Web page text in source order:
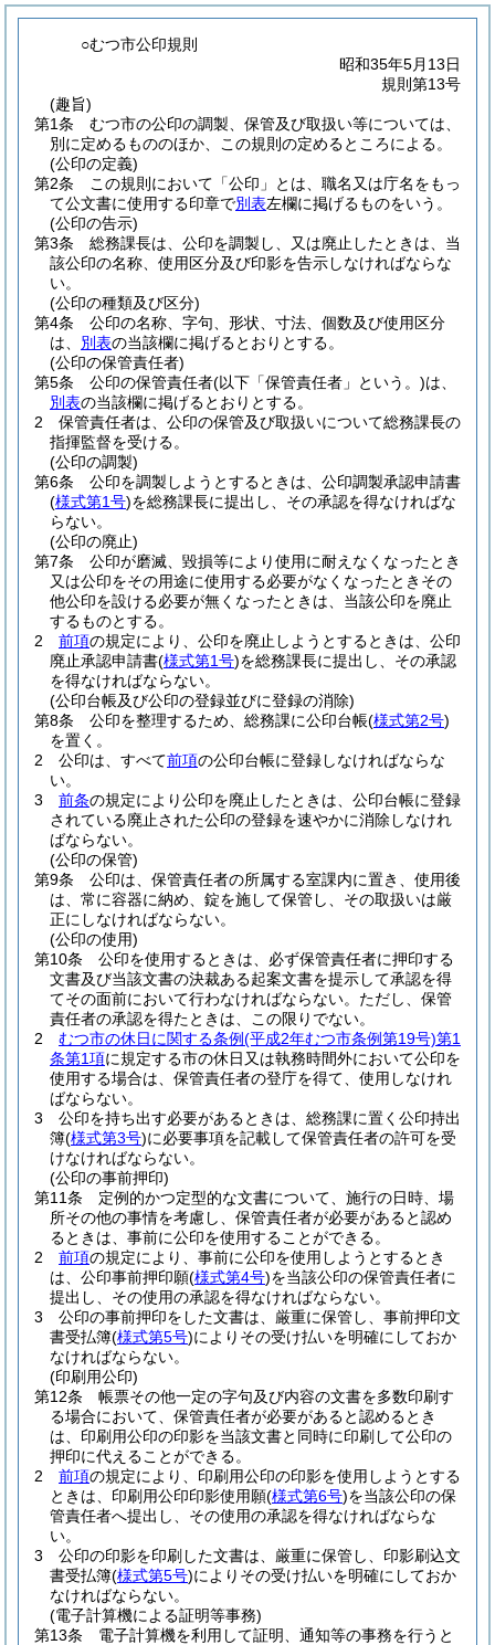
○むつ市公印規則
昭和35年5月13日
規則第13号
(趣旨)
第1条
むつ市の公印の調製、保管及び取扱い等については、
別に定めるもののほか、この規則の定めるところによる。
(公印の定義)
第2条
この規則において「公印」とは、職名又は庁名をもっ
て公文書に使用する印章で別表左欄に掲げるものをいう。
(公印の告示)
第3条
総務課長は、公印を調製し、又は廃止したときは、当
該公印の名称、使用区分及び印影を告示しなければならな
い。
(公印の種類及び区分)
第4条
公印の名称、字句、形状、寸法、個数及び使用区分
は、 別表の当該欄に掲げるとおりとする。
(公印の保管責任者)
第5条
公印の保管責任者(以下「保管責任者」という。)は、
別表の当該欄に掲げるとおりとする。
2
保管責任者は、公印の保管及び取扱いについて総務課長の
指揮監督を受ける。
(公印の調製)
第6条
公印を調製しようとするときは、公印調製承認申請書
(様式第1号)を総務課長に提出し、その承認を得なければな
らない。
(公印の廃止)
第7条
公印が磨滅、毀損等により使用に耐えなくなったとき
又は公印をその用途に使用する必要がなくなったときその
他公印を設ける必要が無くなったときは、当該公印を廃止
するものとする。
2
前項の規定により、公印を廃止しようとするときは、公印
廃止承認申請書(様式第1号)を総務課長に提出し、その承認
を得なければならない。
(公印台帳及び公印の登録並びに登録の消除)
第8条
公印を整理するため、総務課に公印台帳(様式第2号)
を置く。
2
公印は、すべて前項の公印台帳に登録しなければならな
い。
3
前条の規定により公印を廃止したときは、公印台帳に登録
されている廃止された公印の登録を速やかに消除しなけれ
ばならない。
(公印の保管)
第9条
公印は、保管責任者の所属する室課内に置き、使用後
は、常に容器に納め、錠を施して保管し、その取扱いは厳
正にしなければならない。
(公印の使用)
第10条
公印を使用するときは、必ず保管責任者に押印する
文書及び当該文書の決裁ある起案文書を提示して承認を得
てその面前において行わなければならない。 ただし、保管
責任者の承認を得たときは、この限りでない。
2
むつ市の休日に関する条例(平成2年むつ市条例第19号)第1
条第1項に規定する市の休日又は執務時間外において公印を
使用する場合は、保管責任者の登庁を得て、使用しなけれ
ばならない。
3
公印を持ち出す必要があるときは、総務課に置く公印持出
簿(様式第3号)に必要事項を記載して保管責任者の許可を受
けなければならない。
(公印の事前押印)
第11条
定例的かつ定型的な文書について、施行の日時、場
所その他の事情を考慮し、保管責任者が必要があると認め
るときは、事前に公印を使用することができる。
2
前項の規定により、事前に公印を使用しようとするとき
は、公印事前押印願(様式第4号)を当該公印の保管責任者に
提出し、その使用の承認を得なければならない。
3
公印の事前押印をした文書は、厳重に保管し、事前押印文
書受払簿(様式第5号)によりその受け払いを明確にしておか
なければならない。
(印刷用公印)
第12条
帳票その他一定の字句及び内容の文書を多数印刷す
る場合において、保管責任者が必要があると認めるとき
は、印刷用公印の印影を当該文書と同時に印刷して公印の
押印に代えることができる。
2
前項の規定により、印刷用公印の印影を使用しようとする
ときは、印刷用公印印影使用願(様式第6号)を当該公印の保
管責任者へ提出し、その使用の承認を得なければならな
い。
3
公印の印影を印刷した文書は、厳重に保管し、印影刷込文
書受払簿(様式第5号)によりその受け払いを明確にしておか
なければならない。
(電子計算機による証明等事務)
第13条
電子計算機を利用して証明、通知等の事務を行うと